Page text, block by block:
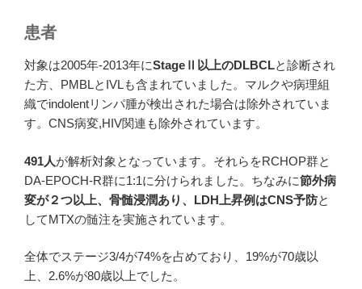
患者
対象は2005年-2013年にStageⅡ以上のDLBCLと診断され
た方、PMBLとIVLも含まれていました。マルクや病理組
織でindolentリンパ腫が検出された場合は除外されていま
す。CNS病変,HIV関連も除外されています。
491人が解析対象となっています。それらをRCHOP群と
DA-EPOCH-R群に1:1に分けられました。ちなみに節外病
変が２つ以上、骨髄浸潤あり、LDH上昇例はCNS予防と
してMTXの髄注を実施されています。
全体でステージ3/4が74%を占めており、19%が70歳以
上、2.6%が80歳以上でした。